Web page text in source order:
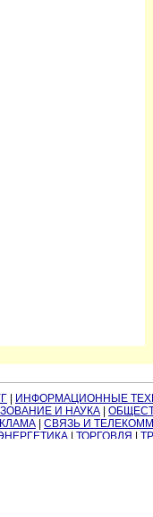
ИНФОРМАЦИОННЫЕ
И НАУКА
СВЯЗЬ И
| ТОРГОВЛЯ |